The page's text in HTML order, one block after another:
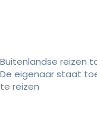
Buitenlandse reizen
De eigenaar staat
te reizen